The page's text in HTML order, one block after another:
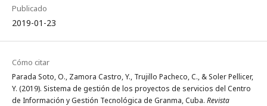
Publicado
2019-01-23
Cómo citar
Parada Soto, O., Zamora Castro, Y., Trujillo Pacheco, C., & Soler Pellicer,
Y. (2019). Sistema de gestión de los proyectos de servicios del Centro
de Información y Gestión Tecnológica de Granma, Cuba. Revista